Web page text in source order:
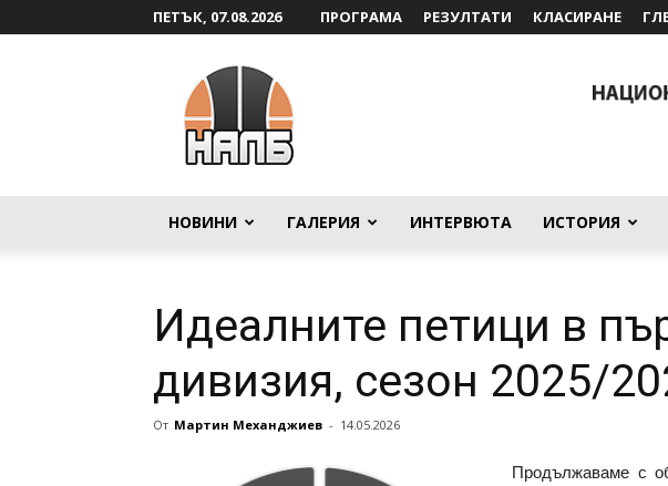
ПЕТЪК, 07.08.2026 ПРОГРАМА РЕЗУЛТАТИ КЛАСИРАНЕ
НОВИНИ ГАЛЕРИЯ ИНТЕРВЮТА ИСТОРИЯ
Идеалните петици в
дивизия, сезон 2025/
От Мартин Механджиев - 14.05.2026
Продължаваме с